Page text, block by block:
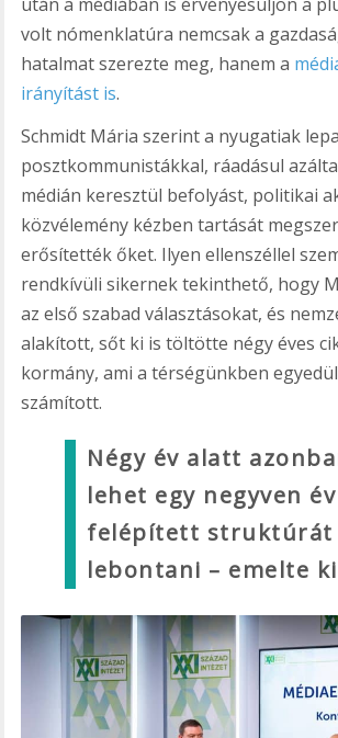
volt nómenklatúra nemcsak a
hatalmat szerezte meg, hanem a
irányítást is.
Schmidt Mária szerint a nyugatiak
posztkommunistákkal, ráadásul
médián keresztül befolyást, politikai
közvélemény kézben tartását
erősítették őket. Ilyen ellenszéllel
rendkívüli sikernek tekinthető, hogy
az első szabad választásokat, és
alakított, sőt ki is töltötte négy éves
kormány, ami a térségünkben
számított.
Négy év alatt
lehet egy negyven
felépített struktúrát
lebontani – emelte